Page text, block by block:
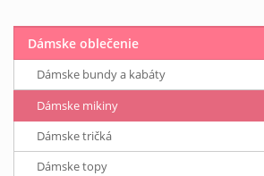
Dámske oblečenie
Dámske bundy a kabáty
Dámske mikiny
Dámske tričká
Dámske topy